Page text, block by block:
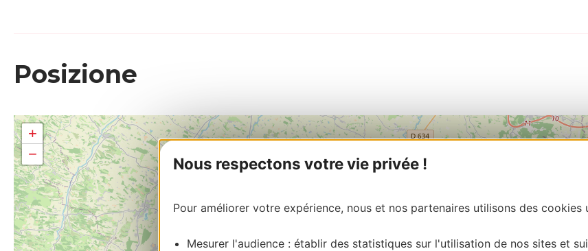
Nous respectons votre vie privée !
Pour améliorer votre expérience, nous et nos partenaires utilisons des cookies
Mesurer l'audience : établir des statistiques sur l'utilisation de nos sites et
Posizione
+
−